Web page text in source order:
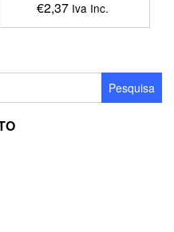
€2,37 Iva Inc.
Pesquisa